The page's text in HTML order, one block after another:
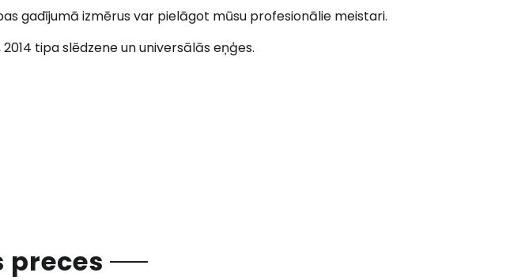
gadījumā izmērus var pielāgot mūsu profesionālie meistari.
tipa slēdzene un universālās eņģes.
preces